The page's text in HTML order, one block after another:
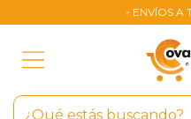
- ENVÍOS A